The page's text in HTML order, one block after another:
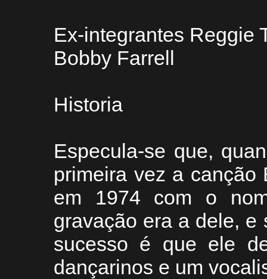
Ex-integrantes Reggie
Bobby Farrell
Historia
Especula-se que,
primeira vez a canção
em 1974 com o
gravação era a dele, e
sucesso é que ele
dançarinos e um